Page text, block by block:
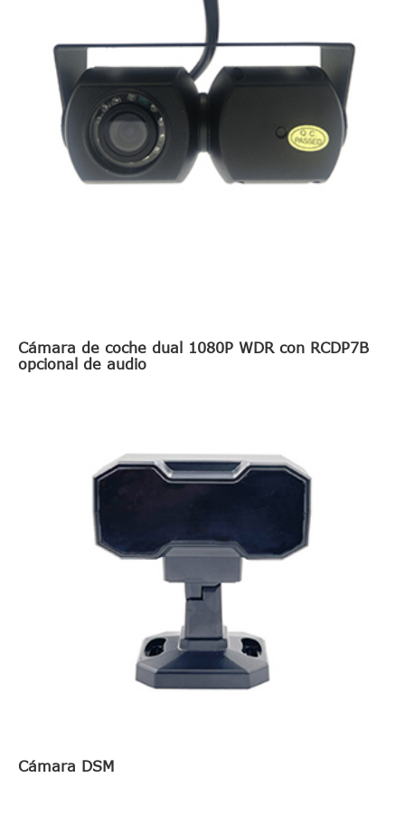
Cámara de coche dual 1080P WDR con RCDP7B
opcional de audio
Cámara DSM